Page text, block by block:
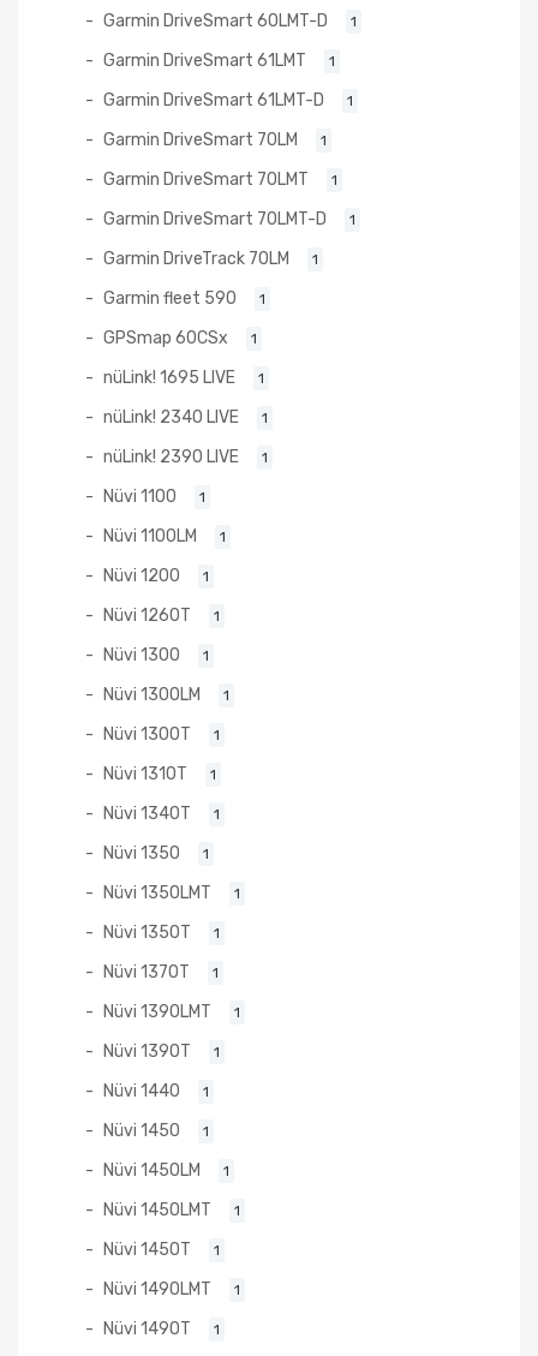
Garmin DriveSmart 60LMT-D 1
Garmin DriveSmart 61LMT 1
Garmin DriveSmart 61LMT-D 1
Garmin DriveSmart 70LM 1
Garmin DriveSmart 70LMT 1
Garmin DriveSmart 70LMT-D 1
Garmin DriveTrack 70LM 1
Garmin fleet 590 1
GPSmap 60CSx 1
nüLink! 1695 LIVE 1
nüLink! 2340 LIVE 1
nüLink! 2390 LIVE 1
Nüvi 1100 1
Nüvi 1100LM 1
Nüvi 1200 1
Nüvi 1260T 1
Nüvi 1300 1
Nüvi 1300LM 1
Nüvi 1300T 1
Nüvi 1310T 1
Nüvi 1340T 1
Nüvi 1350 1
Nüvi 1350LMT 1
Nüvi 1350T 1
Nüvi 1370T 1
Nüvi 1390LMT 1
Nüvi 1390T 1
Nüvi 1440 1
Nüvi 1450 1
Nüvi 1450LM 1
Nüvi 1450LMT 1
Nüvi 1450T 1
Nüvi 1490LMT 1
Nüvi 1490T 1